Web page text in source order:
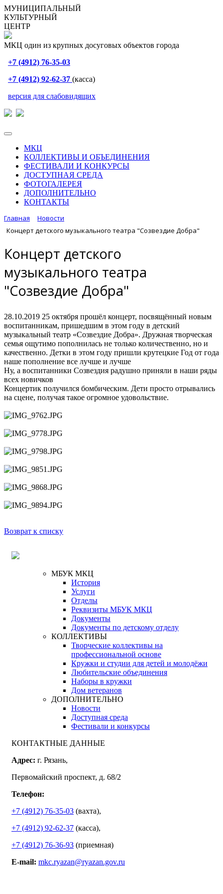
МУНИЦИПАЛЬНЫЙ
КУЛЬТУРНЫЙ
ЦЕНТР
МКЦ один из крупных досуговых объектов города
+7 (4912) 76-35-03
+7 (4912) 92-62-37 (касса)
версия для слабовидящих
МКЦ
КОЛЛЕКТИВЫ И ОБЪЕДИНЕНИЯ
ФЕСТИВАЛИ И КОНКУРСЫ
ДОСТУПНАЯ СРЕДА
ФОТОГАЛЕРЕЯ
ДОПОЛНИТЕЛЬНО
КОНТАКТЫ
Главная
Новости
Концерт детского музыкального театра "Созвездие Добра"
Концерт детского
музыкального театра
"Созвездие Добра"
28.10.2019 25 октября прошёл концерт, посвящённый новым
воспитанникам, пришедшим в этом году в детский
музыкальный театр «Созвездие Добра». Дружная творческая
семья ощутимо пополнилась не только количественно, но и
качественно. Детки в этом году пришли крутецкие Год от года
наше пополнение все лучше и лучше
Ну, а воспитанники Созвездия радушно приняли в наши ряды
всех новичков
Концертик получился бомбическим. Дети просто отрывались
на сцене, получая такое огромное удовольствие.
Возврат к списку
МБУК МКЦ
История
Услуги
Отделы
Реквизиты МБУК МКЦ
Документы
Документы по детскому отделу
КОЛЛЕКТИВЫ
Творческие коллективы на
профессиональной основе
Кружки и студии для детей и молодёжи
Любительские объединения
Наборы в кружки
Дом ветеранов
ДОПОЛНИТЕЛЬНО
Новости
Доступная среда
Фестивали и конкурсы
КОНТАКТНЫЕ ДАННЫЕ
Адрес: г. Рязань,
Первомайский проспект, д. 68/2
Телефон:
+7 (4912) 76-35-03 (вахта),
+7 (4912) 92-62-37 (касса),
+7 (4912) 76-36-93 (приемная)
E-mail: mkc.ryazan@ryazan.gov.ru